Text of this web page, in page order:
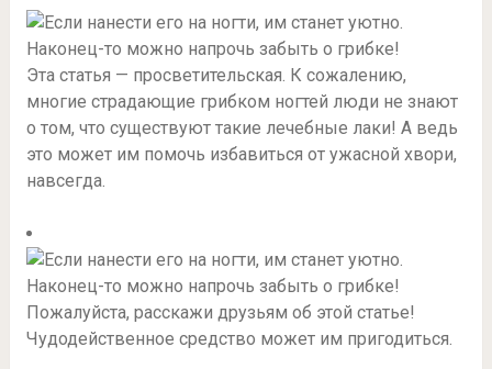
Эта статья — просветительская. К сожалению,
многие страдающие грибком ногтей люди не знают
о том, что существуют такие лечебные лаки! А ведь
это может им помочь избавиться от ужасной хвори,
навсегда.
Пожалуйста, расскажи друзьям об этой статье!
Чудодейственное средство может им пригодиться.